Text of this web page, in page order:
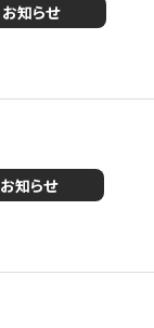
お知らせ
お知らせ